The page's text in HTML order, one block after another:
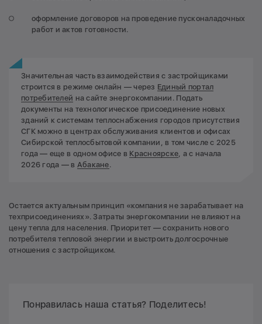
оформление договоров на проведение пусконаладочных
работ и актов готовности.
Значительная часть взаимодействия с застройщиками
строится в режиме онлайн — через Единый портал
потребителей на сайте энергокомпании. Подать
документы на технологическое присоединение новых
зданий к системам теплоснабжения городов присутствия
СГК можно в центрах обслуживания клиентов и офисах
Сибирской теплосбытовой компании, в том числе с 2025
года — еще в одном офисе в Красноярске , а с начала
2026 года — в Абакане.
Остается актуальным принцип «компания не зарабатывает на
техприсоединениях». Затраты энергокомпании не влияют на
цену тепла для населения. Приоритет — сохранить нового
потребителя тепловой энергии и выстроить долгосрочные
отношения с застройщиком.
Понравилась наша статья? Поделитесь!